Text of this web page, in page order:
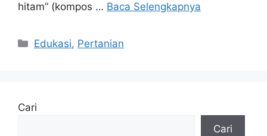
hitam” (kompos … Baca Selengkapnya
Kategori
Edukasi, Pertanian
Cari
Cari